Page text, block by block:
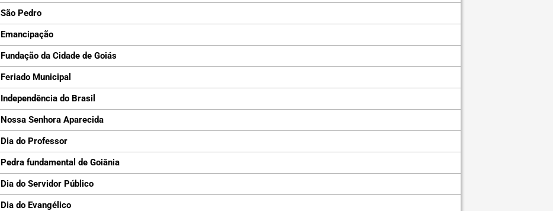
São Pedro
Emancipação
Fundação da Cidade de Goiás
Feriado Municipal
Independência do Brasil
Nossa Senhora Aparecida
Dia do Professor
Pedra fundamental de Goiânia
Dia do Servidor Público
Dia do Evangélico